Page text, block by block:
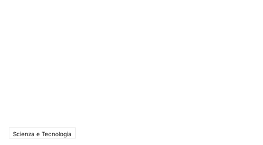
Scienza e Tecnologia